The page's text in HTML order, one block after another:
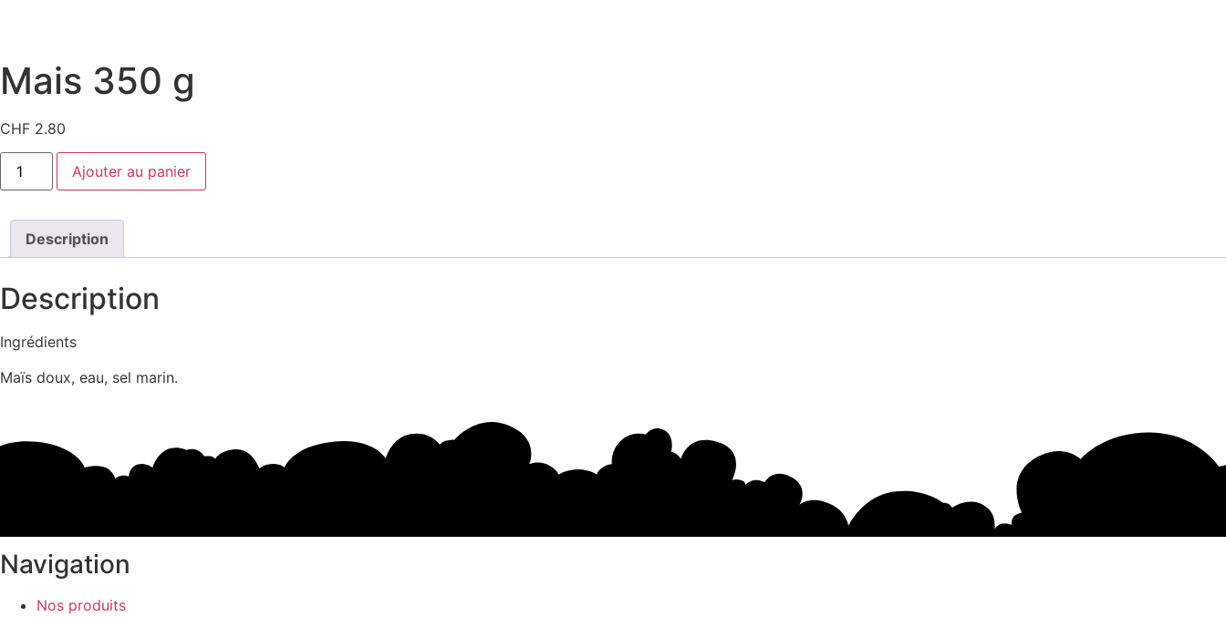
Mais 350 g
CHF 2.80
quantité
Mais
Ajouter au panier
Description
Description
Ingrédients
Maïs doux, eau, sel marin.
Navigation
Nos produits